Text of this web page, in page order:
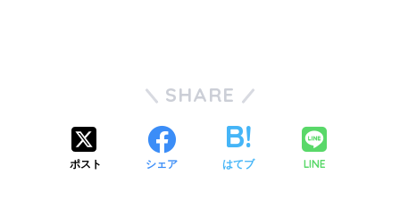
SHARE
ポスト シェア はてブ LINE